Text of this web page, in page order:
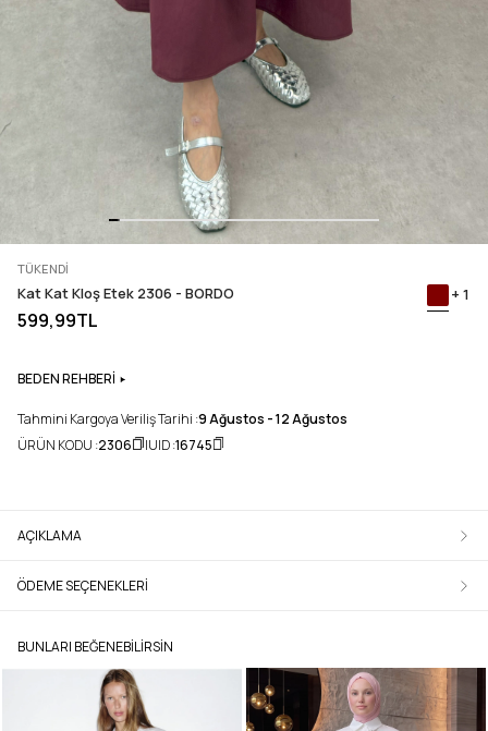
TÜKENDI
Kat Kat Kloş Etek 2306 - BORDO + 1
599,99TL
BEDEN REHBERİ
Tahmini Kargoya Veriliş Tarihi :9 Ağustos - 12 Ağustos
ÜRÜN KODU :2306 UID :16745
AÇIKLAMA
ÖDEME SEÇENEKLERI
BUNLARI BEĞENEBILIRSIN